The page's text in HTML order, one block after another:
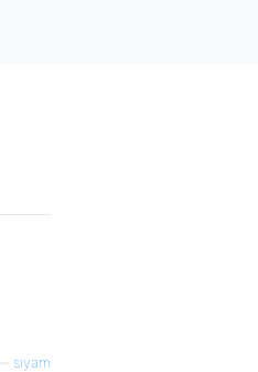
siyam